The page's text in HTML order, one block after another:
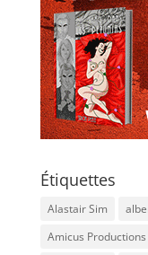
Étiquettes
Alastair Sim
Amicus Productions